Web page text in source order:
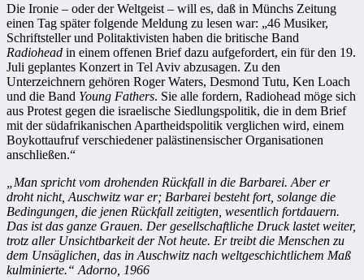
Die Ironie – oder der Weltgeist – will es, daß in Münchs Zeitung
einen Tag später folgende Meldung zu lesen war: „46 Musiker,
Schriftsteller und Politaktivisten haben die britische Band
Radiohead in einem offenen Brief dazu aufgefordert, ein für den 19.
Juli geplantes Konzert in Tel Aviv abzusagen. Zu den
Unterzeichnern gehören Roger Waters, Desmond Tutu, Ken Loach
und die Band Young Fathers. Sie alle fordern, Radiohead möge sich
aus Protest gegen die israelische Siedlungspolitik, die in dem Brief
mit der südafrikanischen Apartheidspolitik verglichen wird, einem
Boykottaufruf verschiedener palästinensischer Organisationen
anschließen.“
„Man spricht vom drohenden Rückfall in die Barbarei. Aber er
droht nicht, Auschwitz war er; Barbarei besteht fort, solange die
Bedingungen, die jenen Rückfall zeitigten, wesentlich fortdauern.
Das ist das ganze Grauen. Der gesellschaftliche Druck lastet weiter,
trotz aller Unsichtbarkeit der Not heute. Er treibt die Menschen zu
dem Unsäglichen, das in Auschwitz nach weltgeschichtlichem Maß
kulminierte.“ Adorno, 1966